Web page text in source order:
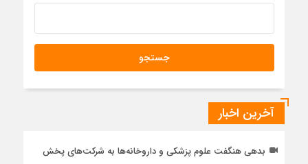
آخرین اخبار
بدهی هنگفت علوم پزشکی و داروخانه‌ها به شرکت‌های پخش